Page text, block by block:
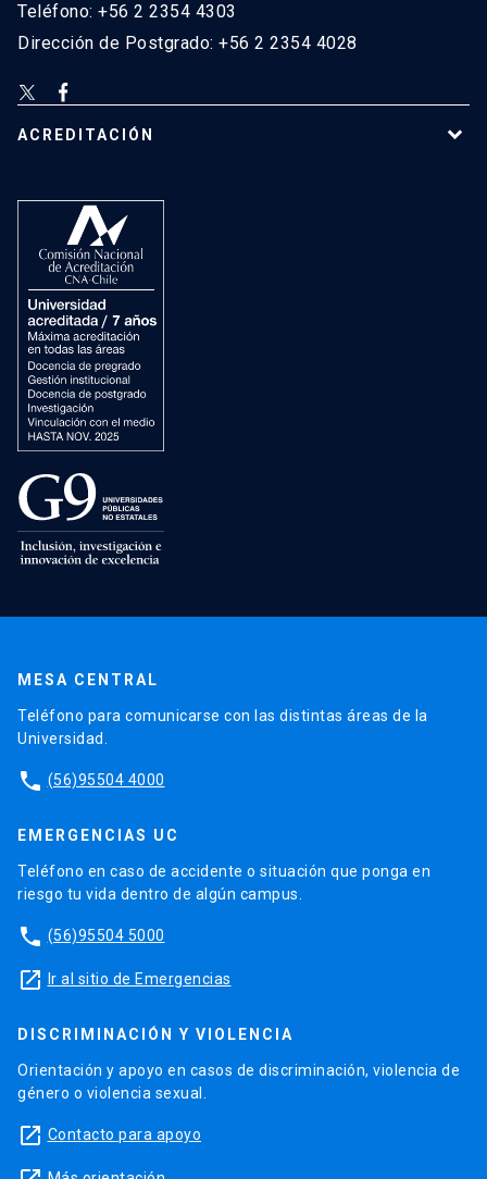
Teléfono: +56 2 2354 4303
Dirección de Postgrado: +56 2 2354 4028
ACREDITACIÓN
MESA CENTRAL
Teléfono para comunicarse con las distintas áreas de la
Universidad.
phone (56)95504 4000
EMERGENCIAS UC
Teléfono en caso de accidente o situación que ponga en
riesgo tu vida dentro de algún campus.
phone (56)95504 5000
launch Ir al sitio de Emergencias
DISCRIMINACIÓN Y VIOLENCIA
Orientación y apoyo en casos de discriminación, violencia de
género o violencia sexual.
launch Contacto para apoyo